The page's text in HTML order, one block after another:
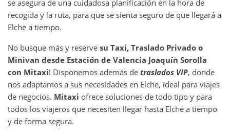
se asegura de una cuidadosa planificación en la hora de
recogida y la ruta, para que se sienta seguro de que llegará a
Elche a tiempo.
No busque más y reserve su Taxi, Traslado Privado o
Minivan desde Estación de Valencia Joaquín Sorolla
con Mitaxi! Disponemos además de traslados VIP, donde
nos adaptamos a sus necesidades en Elche, ideal para viajes
de negocios. Mitaxi ofrece soluciones de todo tipo y para
todos los viajeros que necesiten llegar hasta Elche a tiempo
y de forma segura.